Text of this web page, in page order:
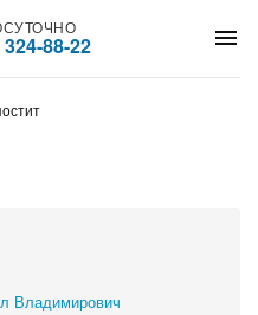
menu
324-88-22
Владимирович